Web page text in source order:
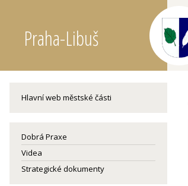
Praha-Libuš
Hlavní web městské části
Dobrá Praxe
Videa
Strategické dokumenty